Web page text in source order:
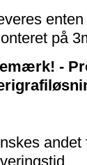
på
-
andet